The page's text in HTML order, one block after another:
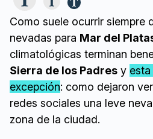
Como suele ocurrir siempre
nevadas para Mar del
climatológicas terminan
Sierra de los Padres y
excepción: como dejaron
redes sociales una leve
zona de la ciudad.